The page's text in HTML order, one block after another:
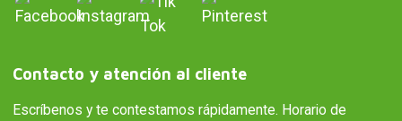
Contacto y atención al cliente
Escríbenos y te contestamos rápidamente. Horario de